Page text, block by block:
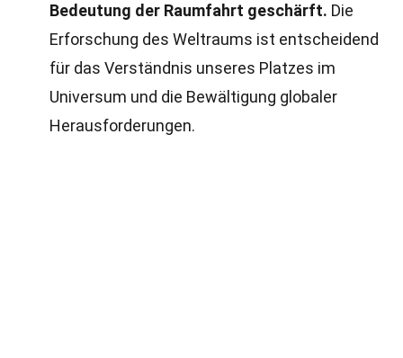
Bedeutung der Raumfahrt geschärft. Die
Erforschung des Weltraums ist entscheidend
für das Verständnis unseres Platzes im
Universum und die Bewältigung globaler
Herausforderungen.